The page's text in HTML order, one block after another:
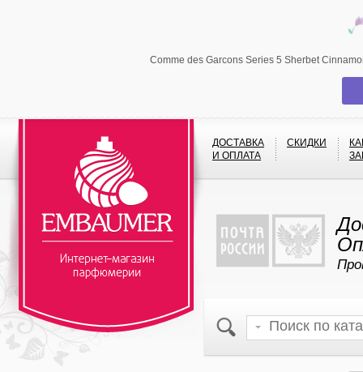
Comme des Garcons Series 5 Sherbet
ДОСТАВКА
И ОПЛАТА
СКИДКИ